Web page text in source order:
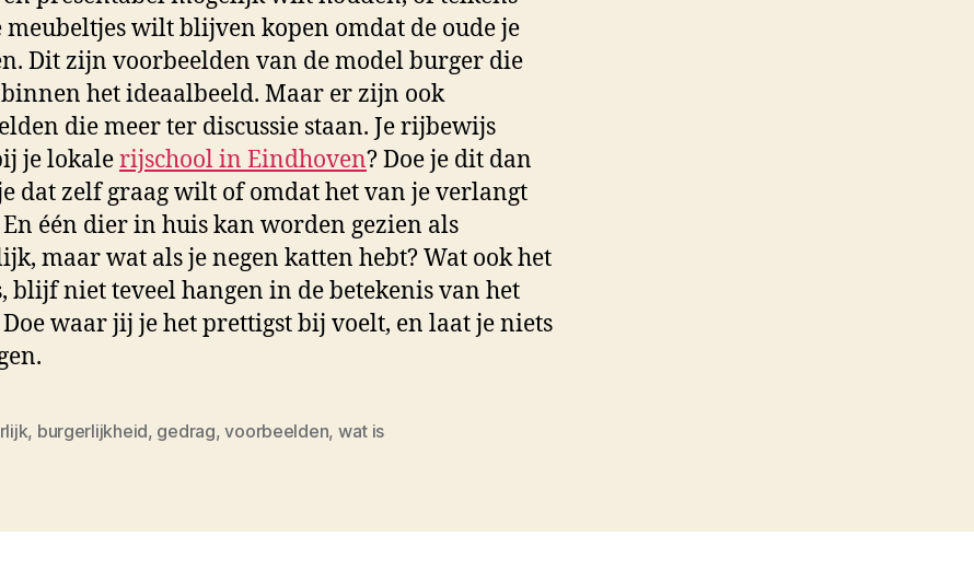
wilt blijven kopen omdat de oude je
Dit zijn voorbeelden van de model burger die
binnen het ideaalbeeld. Maar er zijn ook
die meer ter discussie staan. Je rijbewijs
je lokalerijschool in Eindhoven? Doe je dit dan
dat zelf graag wilt of omdat het van je verlangt
één dier in huis kan worden gezien als
maar wat als je negen katten hebt? Wat ook het
blijf niet teveel hangen in de betekenis van het
waar jij je het prettigst bij voelt, en laat je niets
, burgerlijkheid, gedrag,voorbeelden, wat is